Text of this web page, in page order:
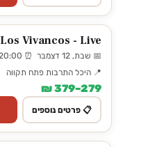
Los Vivancos - Live - לוס ויונקוס
📅 שבת, 12 דצמבר ⏰ 20:00
📍 היכל התרבות פתח תקווה
279–379 ₪
📋 פרטים נוספים